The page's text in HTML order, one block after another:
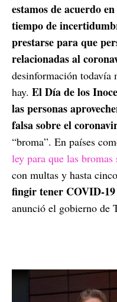
estamos de acuerdo
tiempo de
prestarse para que
relacionadas al
desinformación todavía
hay. El Día de los
las personas
falsa sobre el
“broma”. En países
ley para que las
con multas y hasta
fingir tener COVID-19
anunció el gobierno de